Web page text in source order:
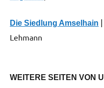
Die Siedlung Amselhain
Lehmann
WEITERE SEITEN VON